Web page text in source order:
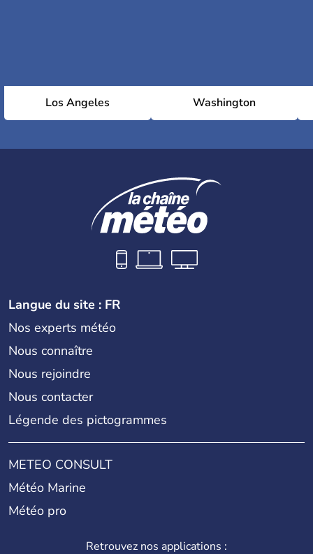
Los Angeles Washington
Langue du site : FR
Nos experts météo
Nous connaître
Nous rejoindre
Nous contacter
Légende des pictogrammes
METEO CONSULT
Météo Marine
Météo pro
Retrouvez nos applications :